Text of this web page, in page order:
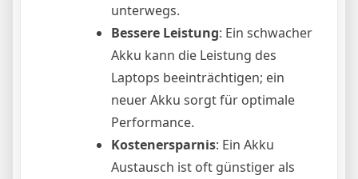
unterwegs.
Bessere Leistung: Ein schwacher
Akku kann die Leistung des
Laptops beeinträchtigen; ein
neuer Akku sorgt für optimale
Performance.
Kostenersparnis: Ein Akku
Austausch ist oft günstiger als